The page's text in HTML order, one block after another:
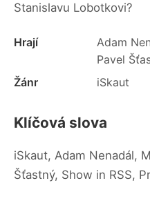
Stanislavu Lobotkovi?
Hrají
Adam
Pavel
Žánr
iSkaut
Klíčová slova
iSkaut, Adam Nenadál,
Šťastný, Show in RSS,